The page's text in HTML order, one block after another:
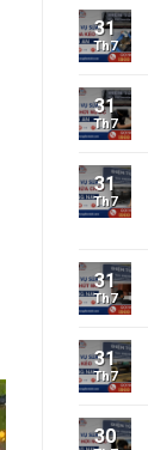
31
Th7
31
Th7
31
Th7
31
Th7
31
Th7
30